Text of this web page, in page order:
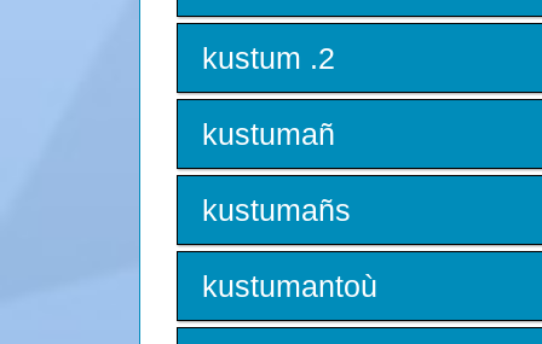
kustum .2
kustumañ
kustumañs
kustumantoù